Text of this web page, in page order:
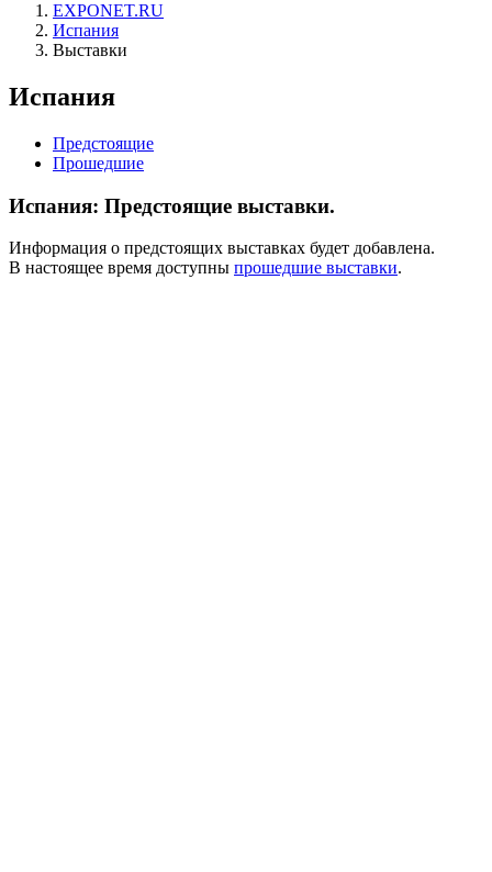
EXPONET.RU
Испания
Выставки
Испания
Предстоящие
Прошедшие
Испания: Предстоящие выставки.
Информация о предстоящих выставках будет добавлена.
В настоящее время доступны прошедшие выставки.